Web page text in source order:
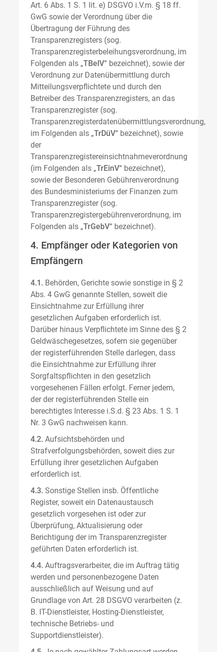
Art. 6 Abs. 1 S. 1 lit. e) DSGVO i.V.m. § 18 ff.
GwG sowie der Verordnung über die
Übertragung der Führung des
Transparenzregisters (sog.
Transparenzregisterbeleihungsverordnung, im
Folgenden als „TBelV“ bezeichnet), sowie der
Verordnung zur Datenübermittlung durch
Mitteilungsverpflichtete und durch den
Betreiber des Transparenzregisters, an das
Transparenzregister (sog.
Transparenzregisterdatenübermittlungsverordnung,
im Folgenden als „TrDüV“ bezeichnet), sowie
der
Transparenzregistereinsichtnahmeverordnung
(im Folgenden als „TrEinV“ bezeichnet),
sowie der Besonderen Gebührenverordnung
des Bundesministeriums der Finanzen zum
Transparenzregister (sog.
Transparenzregistergebührenverordnung, im
Folgenden als „TrGebV“ bezeichnet).
4. Empfänger oder Kategorien von
Empfängern
4.1. Behörden, Gerichte sowie sonstige in § 2
Abs. 4 GwG genannte Stellen, soweit die
Einsichtnahme zur Erfüllung ihrer
gesetzlichen Aufgaben erforderlich ist.
Darüber hinaus Verpflichtete im Sinne des § 2
Geldwäschegesetzes, sofern sie gegenüber
der registerführenden Stelle darlegen, dass
die Einsichtnahme zur Erfüllung ihrer
Sorgfaltspflichten in den gesetzlich
vorgesehenen Fällen erfolgt. Ferner jedem,
der der registerführenden Stelle ein
berechtigtes Interesse i.S.d. § 23 Abs. 1 S. 1
Nr. 3 GwG nachweisen kann.
4.2. Aufsichtsbehörden und
Strafverfolgungsbehörden, soweit dies zur
Erfüllung ihrer gesetzlichen Aufgaben
erforderlich ist.
4.3. Sonstige Stellen insb. Öffentliche
Register, soweit ein Datenaustausch
gesetzlich vorgesehen ist oder zur
Überprüfung, Aktualisierung oder
Berichtigung der im Transparenzregister
geführten Daten erforderlich ist.
4.4. Auftragsverarbeiter, die im Auftrag tätig
werden und personenbezogene Daten
ausschließlich auf Weisung und auf
Grundlage von Art. 28 DSGVO verarbeiten (z.
B. IT-Dienstleister, Hosting-Dienstleister,
technische Betriebs- und
Supportdienstleister).